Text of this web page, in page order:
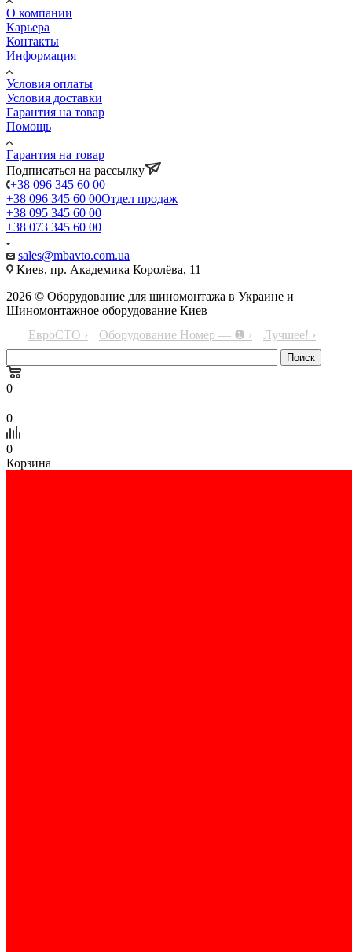
О компании
Карьера
Контакты
Информация
Условия оплаты
Условия доставки
Гарантия на товар
Помощь
Гарантия на товар
Подписаться на рассылку
+38 096 345 60 00
+38 096 345 60 00Отдел продаж
+38 095 345 60 00
+38 073 345 60 00
sales@mbavto.com.ua
Киев, пр. Академика Королёва, 11
2026 © Оборудование для шиномонтажа в Украине и
Шиномонтажное оборудование Киев
ЕвроСТО ›
Оборудование Номер — ❶ › Лучшее! ›
0
0
0
Корзина